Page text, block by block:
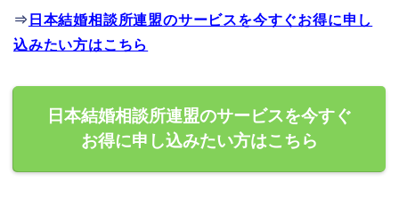
⇒ 日本結婚相談所連盟のサービスを今すぐお得に申し
込みたい方はこちら
日本結婚相談所連盟のサービスを今すぐ
お得に申し込みたい方はこちら